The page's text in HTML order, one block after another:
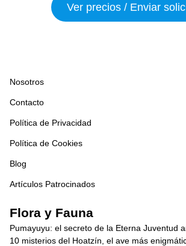
Ver precios / Enviar
Nosotros
Contacto
Política de Privacidad
Política de Cookies
Blog
Artículos Patrocinados
Flora y Fauna
Pumayuyu: el secreto de la Eterna Juventud
10 misterios del Hoatzín, el ave más